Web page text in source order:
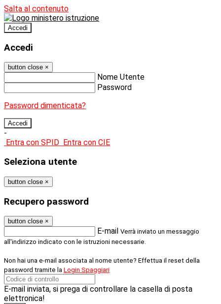
Salta al contenuto
Accedi
Accedi
button close ×
Nome Utente
Password
Password dimenticata?
-
Entra con SPID Entra con CIE
Seleziona utente
button close ×
Recupero password
button close ×
E-mail Verrà inviato un messaggio
all'indirizzo indicato con le istruzioni necessarie.
Non hai una e-mail associata al nome utente? Effettua il reset della
password tramite la Login Spaggiari
E-mail inviata, si prega di controllare la casella di posta
elettronica!